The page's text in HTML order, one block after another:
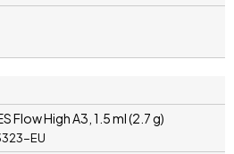
Flow High A3, 1.5 ml (2.7 g)
EU